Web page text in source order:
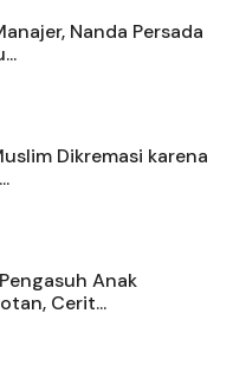
Nanda Persada
Dikremasi karena
Anak
Cerit...